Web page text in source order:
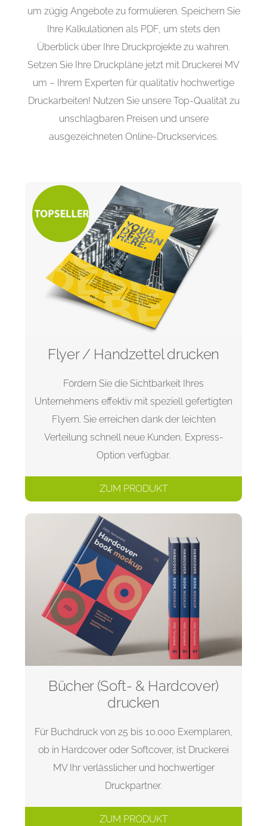
um zügig Angebote zu formulieren. Speichern Sie
Ihre Kalkulationen als PDF, um stets den
Überblick über Ihre Druckprojekte zu wahren.
Setzen Sie Ihre Druckpläne jetzt mit Druckerei MV
um – Ihrem Experten für qualitativ hochwertige
Druckarbeiten! Nutzen Sie unsere Top-Qualität zu
unschlagbaren Preisen und unsere
ausgezeichneten Online-Druckservices.
Flyer / Handzettel drucken
Fördern Sie die Sichtbarkeit Ihres
Unternehmens effektiv mit speziell gefertigten
Flyern. Sie erreichen dank der leichten
Verteilung schnell neue Kunden. Express-
Option verfügbar.
ZUM PRODUKT
Bücher (Soft- & Hardcover)
drucken
Für Buchdruck von 25 bis 10.000 Exemplaren,
ob in Hardcover oder Softcover, ist Druckerei
MV Ihr verlässlicher und hochwertiger
Druckpartner.
ZUM PRODUKT